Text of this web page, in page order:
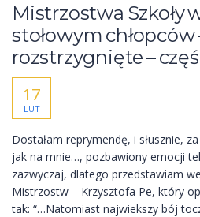
Mistrzostwa Szkoły
stołowym chłopców
rozstrzygnięte –
17
LUT
Dostałam reprymendę, i słusznie,
jak na mnie…, pozbawiony emocji
zazwyczaj, dlatego przedstawiam
Mistrzostw – Krzysztofa Pe, który
tak: “…Natomiast najwiekszy bój